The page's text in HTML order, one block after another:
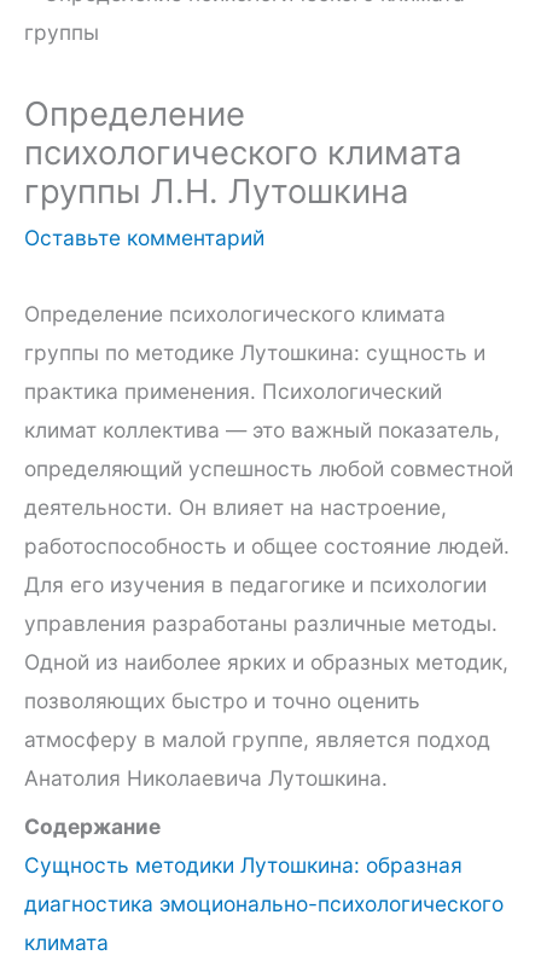
Определение
психологического климата
группы Л.Н. Лутошкина
Оставьте комментарий
Определение психологического климата
группы по методике Лутошкина: сущность и
практика применения. Психологический
климат коллектива — это важный показатель,
определяющий успешность любой совместной
деятельности. Он влияет на настроение,
работоспособность и общее состояние людей.
Для его изучения в педагогике и психологии
управления разработаны различные методы.
Одной из наиболее ярких и образных методик,
позволяющих быстро и точно оценить
атмосферу в малой группе, является подход
Анатолия Николаевича Лутошкина.
Содержание
Сущность методики Лутошкина: образная
диагностика эмоционально-психологического
климата